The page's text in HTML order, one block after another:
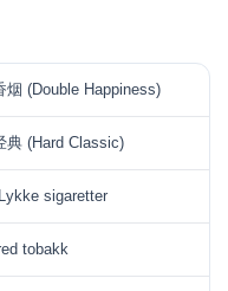
烟 (Double Happiness)
典 (Hard Classic)
sigaretter
tobakk